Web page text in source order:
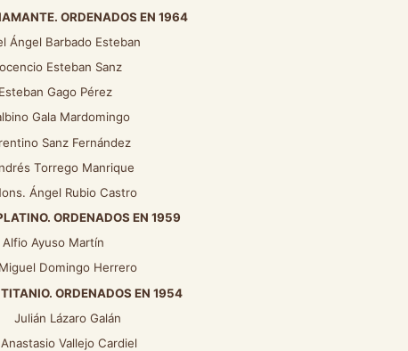
ORDENADOS EN 1964
Ángel Barbado Esteban
Esteban Sanz
Esteban Gago Pérez
Gala Mardomingo
Sanz Fernández
Torrego Manrique
Ángel Rubio Castro
ORDENADOS EN 1959
Alfio Ayuso Martín
Domingo Herrero
ORDENADOS EN 1954
Lázaro Galán
Vallejo Cardiel